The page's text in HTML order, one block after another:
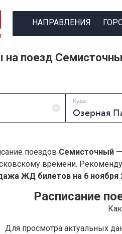
НАПРАВЛЕНИЯ
поезд
Куда
поездов Семисточный
времени.
ЖД билетов на 6 ноября
Расписание
Для просмотра актуальных